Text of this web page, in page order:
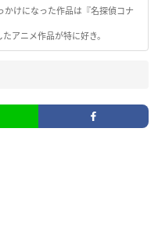
けになった作品は『名探偵コナ
アニメ作品が特に好き。